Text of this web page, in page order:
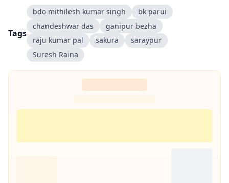
Tags
bdo mithilesh kumar singh
bk parui
chandeshwar das
ganipur bezha
raju kumar pal
sakura
saraypur
Suresh Raina